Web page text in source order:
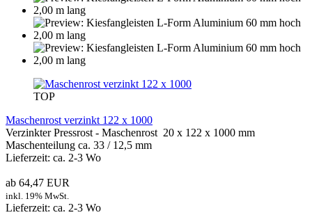
TOP
Maschenrost verzinkt 122 x 1000
Verzinkter Pressrost - Maschenrost 20 x 122 x 1000 mm
Maschenteilung ca. 33 / 12,5 mm
Lieferzeit: ca. 2-3 Wo
ab 64,47 EUR
inkl. 19% MwSt.
Lieferzeit: ca. 2-3 Wo